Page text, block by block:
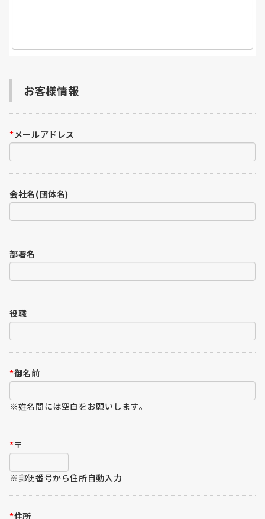
お客様情報
*メールアドレス
会社名(団体名)
部署名
役職
*御名前
※姓名間には空白をお願いします。
*〒
※郵便番号から住所自動入力
*住所